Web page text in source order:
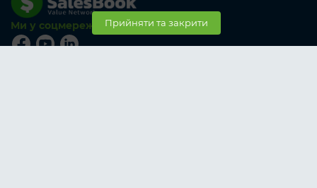
Ми у соцмережахПрийняти та закрити